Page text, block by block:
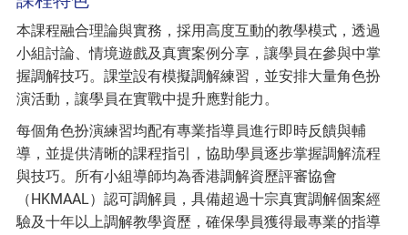
本課程融合理論與實務，採用高度互動的教學模式，透過
小組討論、情境遊戲及真實案例分享，讓學員在參與中掌
握調解技巧。課堂設有模擬調解練習，並安排大量角色扮
演活動，讓學員在實戰中提升應對能力。
每個角色扮演練習均配有專業指導員進行即時反饋與輔
導，並提供清晰的課程指引，協助學員逐步掌握調解流程
與技巧。所有小組導師均為香港調解資歷評審協會
（HKMAAL）認可調解員，具備超過十宗真實調解個案經
驗及十年以上調解教學資歷，確保學員獲得最專業的指導